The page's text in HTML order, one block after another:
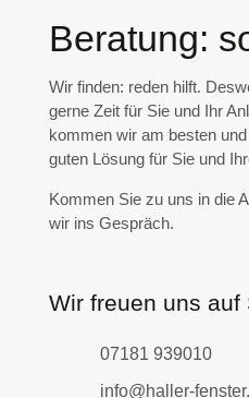
Beratung:
Wir finden: reden hilft.
gerne Zeit für Sie und Ihr
kommen wir am besten
guten Lösung für Sie und
Kommen Sie zu uns in die
wir ins Gespräch.
Wir freuen uns auf
07181 939010
info@haller-